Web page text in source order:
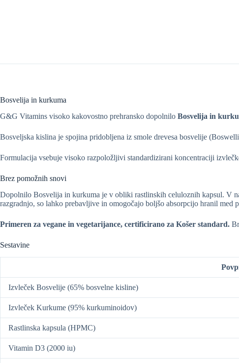
Bosvelija in kurkuma
G&G Vitamins visoko kakovostno prehransko dopolnilo Bosvelija in
Bosveljska kislina je spojina pridobljena iz smole drevesa bosvelije
Formulacija vsebuje visoko razpoložljivi standardizirani koncentraciji
Brez pomožnih snovi
Dopolnilo Bosvelija in kurkuma je v obliki rastlinskih celuloznih kapsul. V
razgradnjo, so lahko prebavljive in omogočajo boljšo absorpcijo hranil med
Primeren za vegane in vegetarijance, certificirano za Košer standard.
Sestavine
Izvleček Bosvelije (65% bosvelne kisline)
Izvleček Kurkume (95% kurkuminoidov)
Rastlinska kapsula (HPMC)
Vitamin D3 (2000 iu)